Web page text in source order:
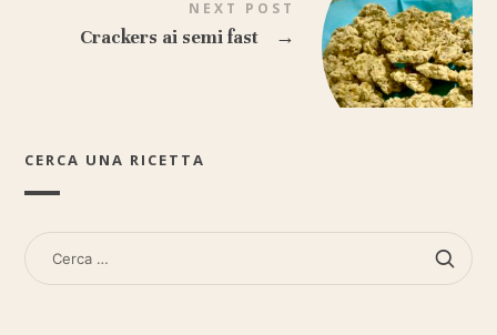
NEXT POST
Crackers ai semi fast →
CERCA UNA RICETTA
RICERCA
PER: